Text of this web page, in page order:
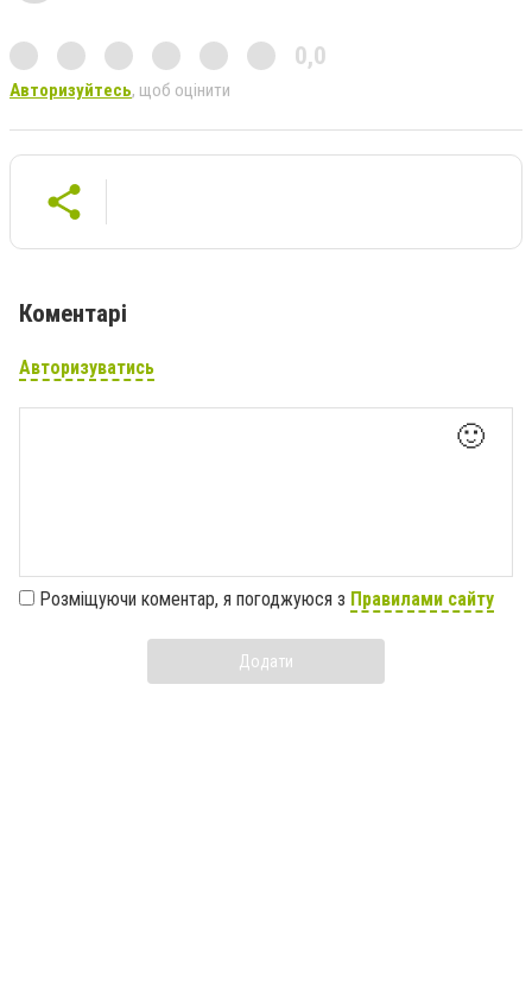
0,0
Авторизуйтесь, щоб оцінити
Коментарі
Авторизуватись
🙂
Розміщуючи коментар, я погоджуюся з Правилами сайту
Додати